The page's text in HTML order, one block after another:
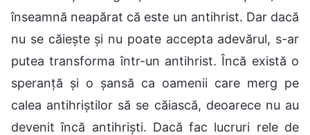
înseamnă neapărat că este un antihrist. Dar dacă
nu se căiește și nu poate accepta adevărul, s-ar
putea transforma într-un antihrist. Încă există o
speranță și o șansă ca oamenii care merg pe
calea antihriștilor să se căiască, deoarece nu au
devenit încă antihriști. Dacă fac lucruri rele de